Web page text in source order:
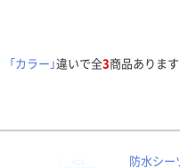
「カラー」違いで全3商品あります
防水シー